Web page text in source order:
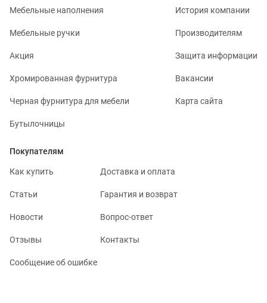
Мебельные наполнения
Мебельные ручки
Акция
Хромированная фурнитура
Черная фурнитура для мебели
Бутылочницы
История компании
Производителям
Защита информации
Вакансии
Карта сайта
Покупателям
Как купить Доставка и оплата
Статьи Гарантия и возврат
Новости Вопрос-ответ
Отзывы Контакты
Сообщение об ошибке